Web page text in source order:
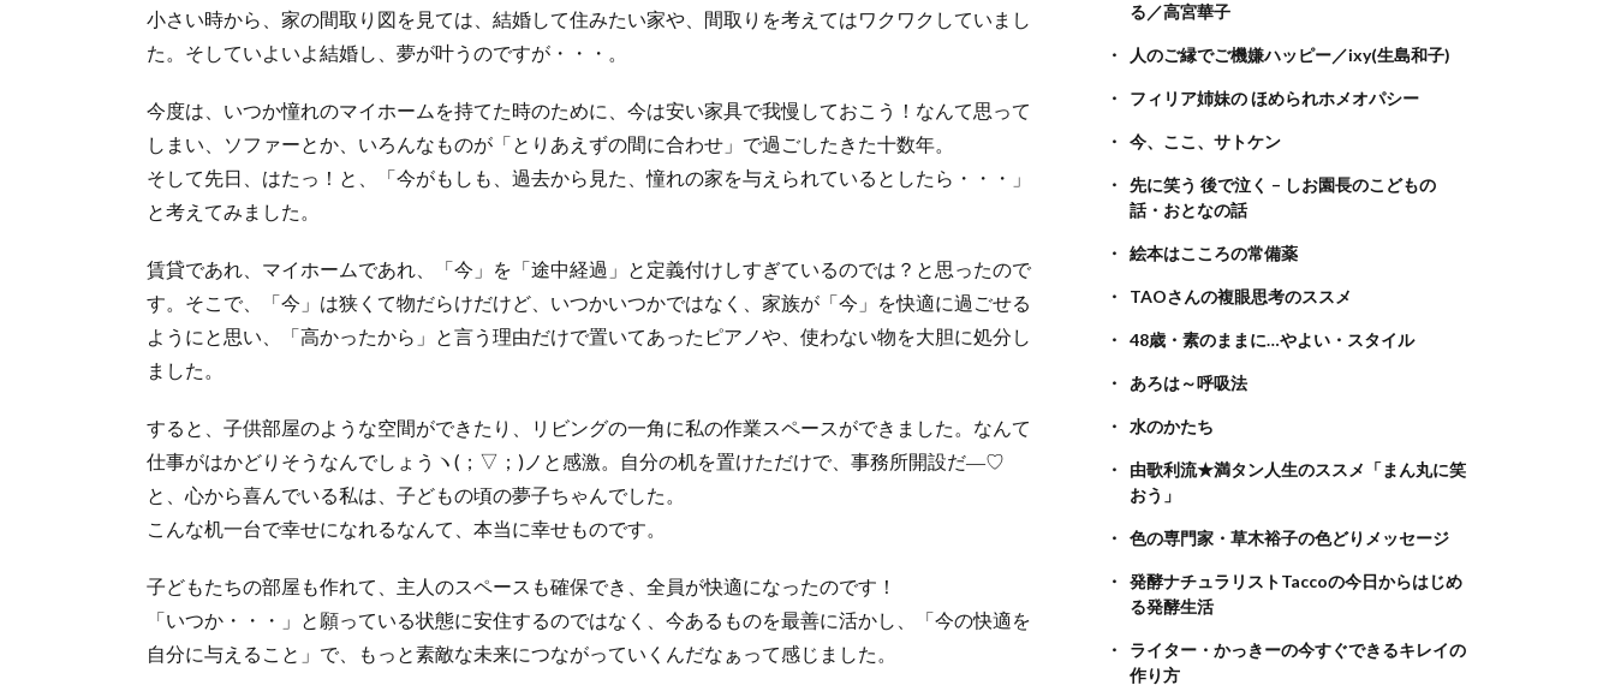
小さい時から、家の間取り図を見ては、結婚して住みたい家や、間取りを考えてはワクワクしていまし
た。そしていよいよ結婚し、夢が叶うのですが・・・。
今度は、いつか憧れのマイホームを持てた時のために、今は安い家具で我慢しておこう！なんて思って
しまい、ソファーとか、いろんなものが「とりあえずの間に合わせ」で過ごしたきた十数年。
そして先日、はたっ！と、「今がもしも、過去から見た、憧れの家を与えられているとしたら・・・」
と考えてみました。
賃貸であれ、マイホームであれ、「今」を「途中経過」と定義付けしすぎているのでは？と思ったので
す。そこで、「今」は狭くて物だらけだけど、いつかいつかではなく、家族が「今」を快適に過ごせる
ようにと思い、「高かったから」と言う理由だけで置いてあったピアノや、使わない物を大胆に処分し
ました。
すると、子供部屋のような空間ができたり、リビングの一角に私の作業スペースができました。なんて
仕事がはかどりそうなんでしょうヽ(；▽；)ノと感激。自分の机を置けただけで、事務所開設だ―♡
と、心から喜んでいる私は、子どもの頃の夢子ちゃんでした。
こんな机一台で幸せになれるなんて、本当に幸せものです。
子どもたちの部屋も作れて、主人のスペースも確保でき、全員が快適になったのです！
「いつか・・・」と願っている状態に安住するのではなく、今あるものを最善に活かし、「今の快適を
自分に与えること」で、もっと素敵な未来につながっていくんだなぁって感じました。
る／高宮華子
人のご縁でご機嫌ハッピー／ixy(生島和子)
フィリア姉妹の ほめられホメオパシー
今、ここ、サトケン
先に笑う 後で泣く – しお園長のこどもの
話・おとなの話
絵本はこころの常備薬
TAOさんの複眼思考のススメ
48歳・素のままに…やよい・スタイル
あろは～呼吸法
水のかたち
由歌利流★満タン人生のススメ「まん丸に笑
おう」
色の専門家・草木裕子の色どりメッセージ
発酵ナチュラリストTaccoの今日からはじめ
る発酵生活
ライター・かっきーの今すぐできるキレイの
作り方